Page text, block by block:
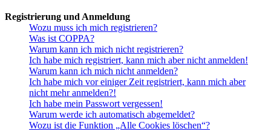
Registrierung und Anmeldung
Wozu muss ich mich registrieren?
Was ist COPPA?
Warum kann ich mich nicht registrieren?
Ich habe mich registriert, kann mich aber nicht anmelden!
Warum kann ich mich nicht anmelden?
Ich habe mich vor einiger Zeit registriert, kann mich aber
nicht mehr anmelden?!
Ich habe mein Passwort vergessen!
Warum werde ich automatisch abgemeldet?
Wozu ist die Funktion „Alle Cookies löschen“?